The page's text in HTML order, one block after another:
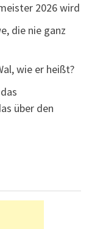
2026 wird
die nie ganz
wie er heißt?
über den